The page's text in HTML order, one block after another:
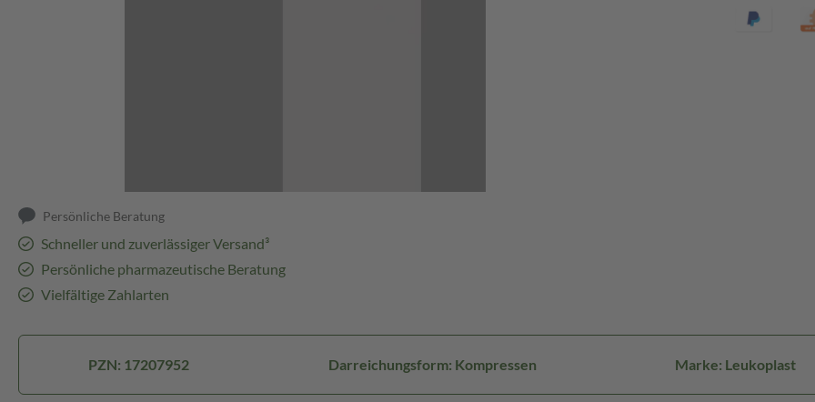
Persönliche Beratung
Schneller und zuverlässiger Versand³
Persönliche pharmazeutische Beratung
Vielfältige Zahlarten
PZN: 17207952 Darreichungsform: Kompressen Marke: Leukoplast